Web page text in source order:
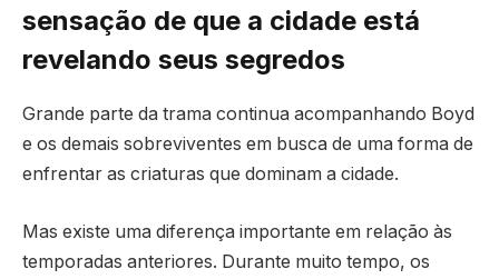
sensação de que a cidade está
revelando seus segredos
Grande parte da trama continua acompanhando Boyd
e os demais sobreviventes em busca de uma forma de
enfrentar as criaturas que dominam a cidade.
Mas existe uma diferença importante em relação às
temporadas anteriores. Durante muito tempo, os